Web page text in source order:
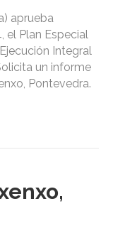
aprueba
el Plan Especial
Integral
un informe
Pontevedra.